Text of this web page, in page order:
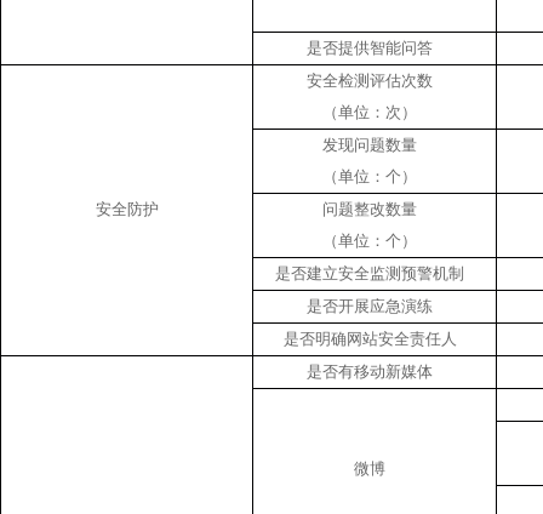
是否提供智能问答
安全防护
安全检测评估次数
（单位：次）
发现问题数量
（单位：个）
问题整改数量
（单位：个）
是否建立安全监测预警机制
是否开展应急演练
是否明确网站安全责任人
是否有移动新媒体
微博